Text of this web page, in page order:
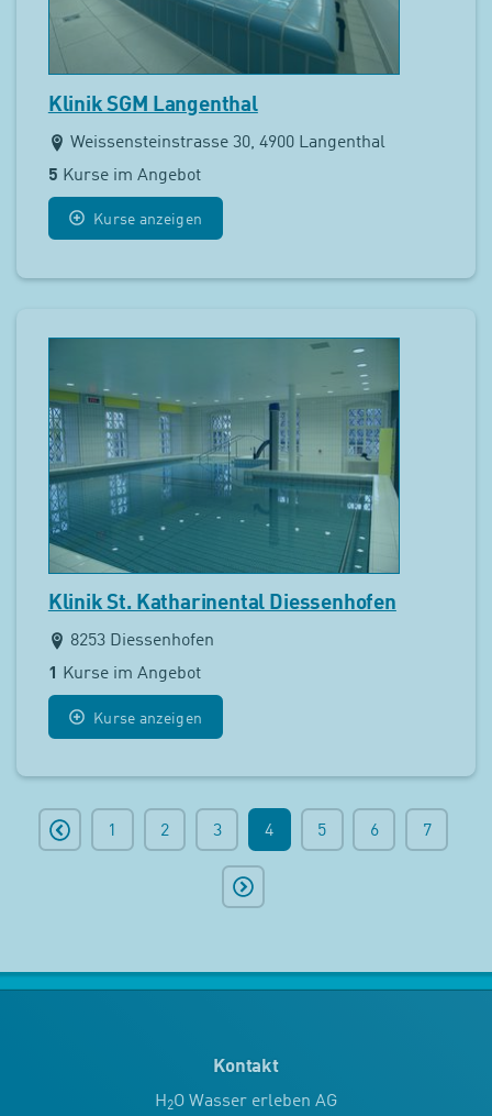
Klinik SGM Langenthal
Weissensteinstrasse 30, 4900 Langenthal
5 Kurse im Angebot
Kurse anzeigen
Klinik St. Katharinental Diessenhofen
8253 Diessenhofen
1 Kurse im Angebot
Kurse anzeigen
1 2 3 4 5 6 7
Kontakt
H2O Wasser erleben AG